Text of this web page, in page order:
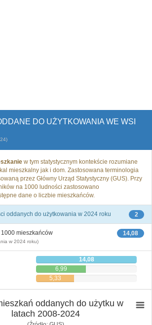
DO UŻYTKOWANIA WE WSI
w tym statystycznym kontekście rozumiane
mieszkalny jak i dom. Zastosowana terminologia
przez Główny Urząd Statystyczny (GUS). Przy
na 1000 ludności zastosowano
dane o liczbie mieszkańców.
2
oddanych do użytkowania w 2024 roku
14,08
mieszkańców
w 2024 roku)
14,08
6,99
5,33
oddanych do użytku w
latach 2008-2024